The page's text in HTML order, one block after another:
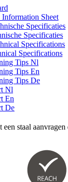
Sheet
Specificaties
Specificaties
Specifications
Specifications
Tips Nl
Tips En
Tips De
Nl
En
De
staal